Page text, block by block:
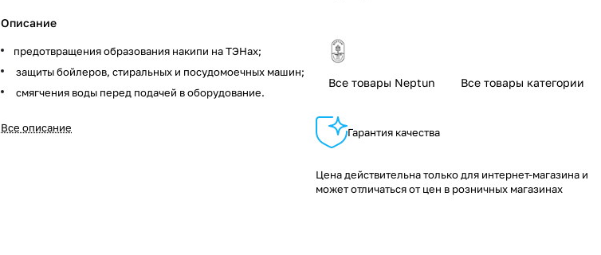
Описание
предотвращения образования накипи на ТЭНах;
защиты бойлеров, стиральных и посудомоечных машин;
смягчения воды перед подачей в оборудование.
Все описание
Все товары Neptun Все товары категории
Гарантия качества
Цена действительна только для интернет-магазина и
может отличаться от цен в розничных магазинах